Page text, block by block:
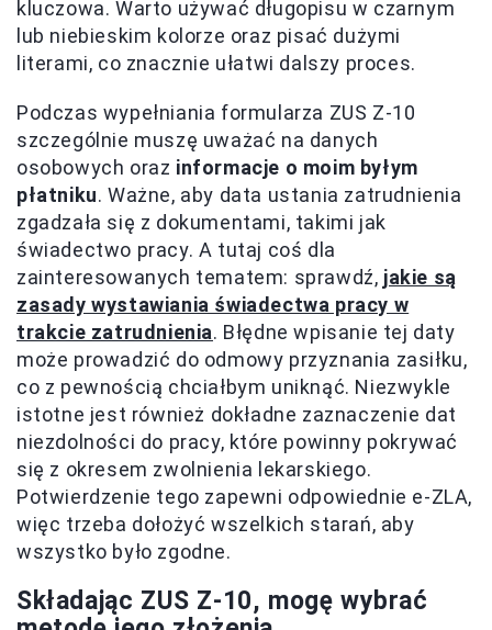
kluczowa. Warto używać długopisu w czarnym
lub niebieskim kolorze oraz pisać dużymi
literami, co znacznie ułatwi dalszy proces.
Podczas wypełniania formularza ZUS Z-10
szczególnie muszę uważać na danych
osobowych oraz informacje o moim byłym
płatniku. Ważne, aby data ustania zatrudnienia
zgadzała się z dokumentami, takimi jak
świadectwo pracy. A tutaj coś dla
zainteresowanych tematem: sprawdź, jakie są
zasady wystawiania świadectwa pracy w
trakcie zatrudnienia. Błędne wpisanie tej daty
może prowadzić do odmowy przyznania zasiłku,
co z pewnością chciałbym uniknąć. Niezwykle
istotne jest również dokładne zaznaczenie dat
niezdolności do pracy, które powinny pokrywać
się z okresem zwolnienia lekarskiego.
Potwierdzenie tego zapewni odpowiednie e-ZLA,
więc trzeba dołożyć wszelkich starań, aby
wszystko było zgodne.
Składając ZUS Z-10, mogę wybrać